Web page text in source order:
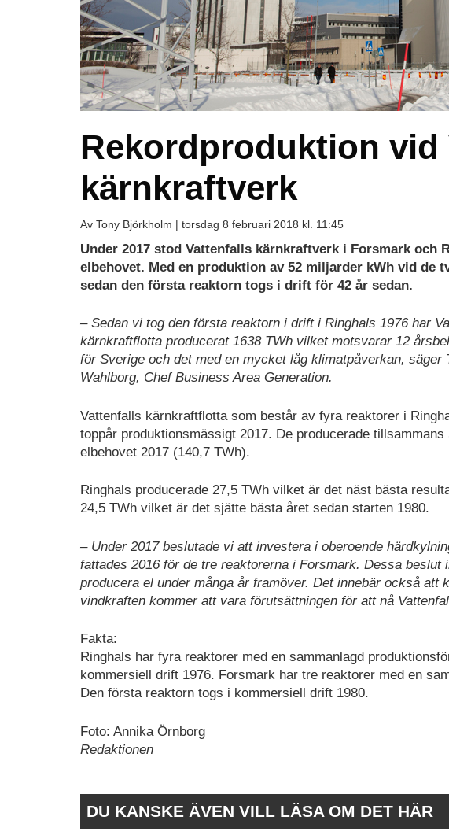
Rekordproduktion vid
kärnkraftverk
Av Tony Björkholm | torsdag 8 februari 2018 kl. 11:45
Under 2017 stod Vattenfalls kärnkraftverk i Forsmark och
elbehovet. Med en produktion av 52 miljarder kWh vid de
sedan den första reaktorn togs i drift för 42 år sedan.
– Sedan vi tog den första reaktorn i drift i Ringhals 1976 har
kärnkraftflotta producerat 1638 TWh vilket motsvarar 12
för Sverige och det med en mycket låg klimatpåverkan, säger
Wahlborg, Chef Business Area Generation.
Vattenfalls kärnkraftflotta som består av fyra reaktorer i
toppår produktionsmässigt 2017. De producerade
elbehovet 2017 (140,7 TWh).
Ringhals producerade 27,5 TWh vilket är det näst bästa
24,5 TWh vilket är det sjätte bästa året sedan starten 1980.
– Under 2017 beslutade vi att investera i oberoende
fattades 2016 för de tre reaktorerna i Forsmark. Dessa
producera el under många år framöver. Det innebär också
vindkraften kommer att vara förutsättningen för att nå
Fakta:
Ringhals har fyra reaktorer med en sammanlagd
kommersiell drift 1976. Forsmark har tre reaktorer med en
Den första reaktorn togs i kommersiell drift 1980.
Foto: Annika Örnborg
Redaktionen
DU KANSKE ÄVEN VILL LÄSA OM DET HÄR